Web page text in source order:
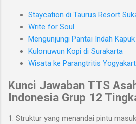
Staycation di Taurus Resort
Write for Soul
Mengunjungi Pantai Indah
Kulonuwun Kopi di Surakarta
Wisata ke Parangtritis
Kunci Jawaban TTS
Indonesia Grup 12
1. Struktur yang menandai pintu